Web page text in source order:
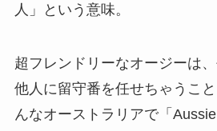
人」という意味。
超フレンドリーなオージーは
他人に留守番を任せちゃうこ
んなオーストラリアで「